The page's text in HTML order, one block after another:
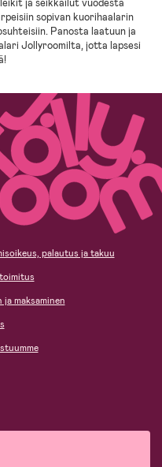
sopivan kuorihaalarin
Panosta laatuun ja
Jollyroomilta, jotta lapsesi
palautus ja takuu
ja maksaminen